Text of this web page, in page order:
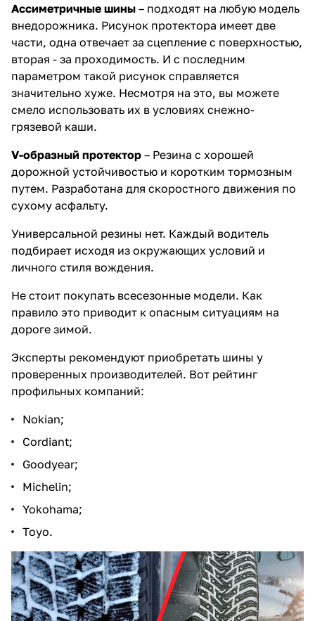
Ассиметричные шины – подходят на любую модель
внедорожника. Рисунок протектора имеет две
части, одна отвечает за сцепление с поверхностью,
вторая - за проходимость. И с последним
параметром такой рисунок справляется
значительно хуже. Несмотря на это, вы можете
смело использовать их в условиях снежно-
грязевой каши.
V-образный протектор – Резина с хорошей
дорожной устойчивостью и коротким тормозным
путем. Разработана для скоростного движения по
сухому асфальту.
Универсальной резины нет. Каждый водитель
подбирает исходя из окружающих условий и
личного стиля вождения.
Не стоит покупать всесезонные модели. Как
правило это приводит к опасным ситуациям на
дороге зимой.
Эксперты рекомендуют приобретать шины у
проверенных производителей. Вот рейтинг
профильных компаний:
Nokian;
Cordiant;
Goodyear;
Michelin;
Yokohama;
Toyo.